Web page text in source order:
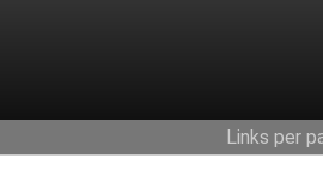
Links per